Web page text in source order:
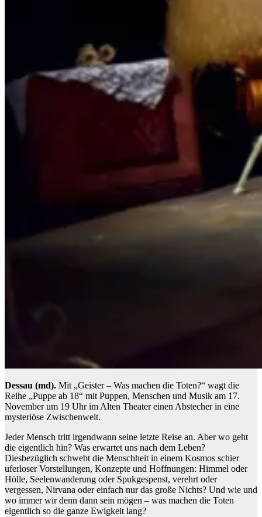
Dessau (md). Mit „Geister – Was machen die Toten?“ wagt die
Reihe „Puppe ab 18“ mit Puppen, Menschen und Musik am 17.
November um 19 Uhr im Alten Theater einen Abstecher in eine
mysteriöse Zwischenwelt.
Jeder Mensch tritt irgendwann seine letzte Reise an. Aber wo geht
die eigentlich hin? Was erwartet uns nach dem Leben?
Diesbezüglich schwebt die Menschheit in einem Kosmos schier
uferloser Vorstellungen, Konzepte und Hoffnungen: Himmel oder
Hölle, Seelenwanderung oder Spukgespenst, verehrt oder
vergessen, Nirvana oder einfach nur das große Nichts? Und wie und
wo immer wir denn dann sein mögen – was machen die Toten
eigentlich so die ganze Ewigkeit lang?